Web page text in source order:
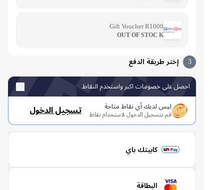
Gift Voucher R1000
OUT OF STOC K
إختر طريقة الدفع
احصل على خصومات اكبر واستخدم النقاط
ليس لديك أي نقاط متاحة
قم بتسجيل الدخول لاستخدام نقاط تسجيل الدخول
كابيتك باي
البطاقة